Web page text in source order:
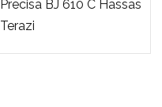
Precisa BJ 610 C Hassas
Terazi